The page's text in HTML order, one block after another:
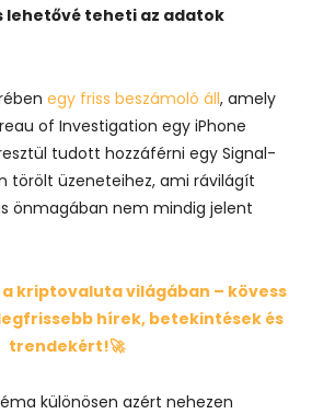
lehetővé teheti az adatok
egy friss beszámoló áll, amely
of Investigation egy iPhone
tudott hozzáférni egy Signal-
törölt üzeneteihez, ami rávilágít
önmagában nem mindig jelent
kriptovaluta világában – kövess
hírek, betekintések és
trendekért!🚀
különösen azért nehezen